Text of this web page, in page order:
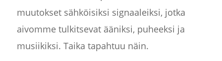
muutokset sähköisiksi signaaleiksi, jotka
aivomme tulkitsevat ääniksi, puheeksi ja
musiikiksi. Taika tapahtuu näin.